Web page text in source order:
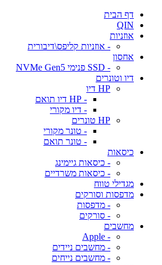
דף הבית
QIN
אוזניות
- אוזניות קליפס\דיבורית
אחסון
- SSD פנימי NVMe Gen5
דיו וטונרים
HP דיו
- HP דיו תואם
- דיו מקורי
HP טונרים
- טונר מקורי
- טונר תואם
כיסאות
- כיסאות גיימינג
- כיסאות משרדיים
מגדילי טווח
מדפסות וסורקים
- מדפסות
- סורקים
מחשבים
- Apple
- מחשבים ניידים
- מחשבים נייחים